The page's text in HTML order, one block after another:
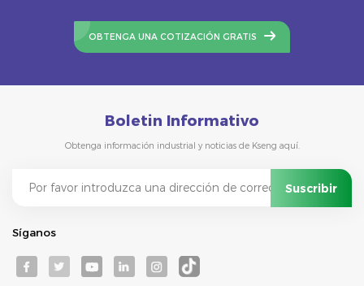
OBTENGA UNA COTIZACIÓN GRATIS
Boletin Informativo
Obtenga información industrial y noticias de Kseng aquí.
Síganos